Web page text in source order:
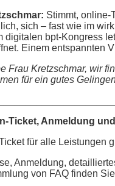
Stimmt, online-
sich – fast wie im
digitalen bpt-Kongress
Einem entspannten
Frau Kretzschmar, wir
für ein gutes
Ticket, Anmeldung
für alle Leistungen
Anmeldung,
von FAQ finden